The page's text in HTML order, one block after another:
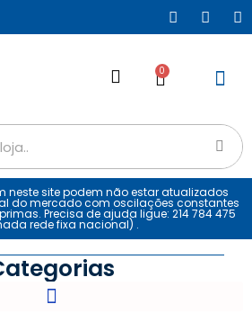
0
neste site podem não estar atualizados
do mercado com oscilações constantes
Precisa de ajuda ligue: 214 784 475
rede fixa nacional) .